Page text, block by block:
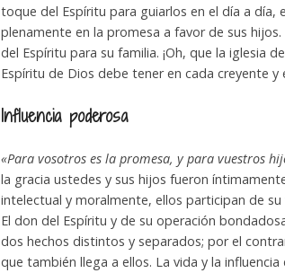
toque del Espíritu para guiarlos en el día a día,
plenamente en la promesa a favor de sus
del Espíritu para su familia. ¡Oh, que la iglesia
Espíritu de Dios debe tener en cada creyente y
Influenciapoderosa
«Para vosotros es la promesa, y para vuestros
la gracia ustedes y sus hijos fueron
intelectual y moralmente, ellos participan de
El don del Espíritu y de su operación
dos hechos distintos y separados; por el
que también llega a ellos. La vida y la